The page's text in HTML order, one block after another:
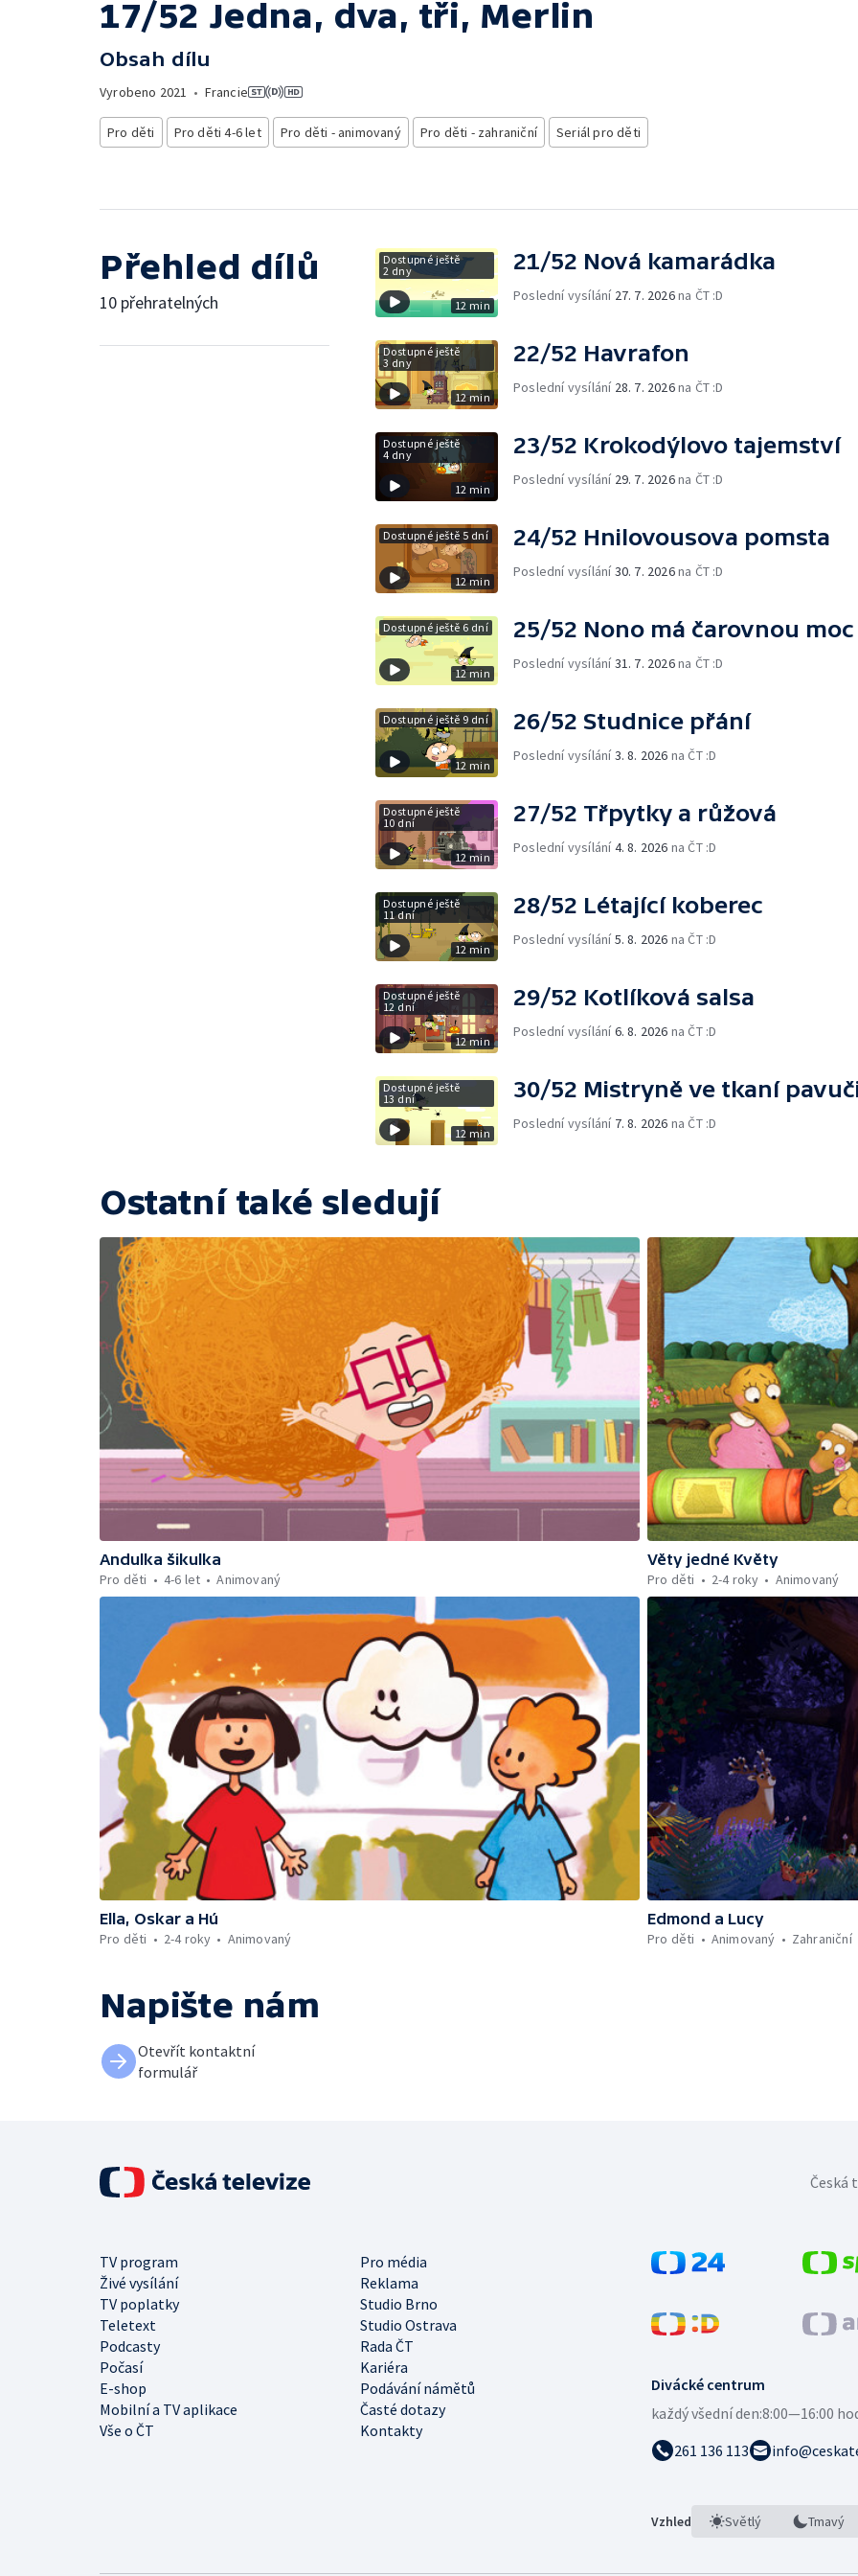
17/52 Jedna, dva, tři, Merlin
Obsah dílu
Vyrobeno 2021 • Francie
Pro děti Pro děti 4-6 let Pro děti - animovaný Pro děti - zahraniční Seriál pro děti
Přehled dílů
10 přehratelných
Dostupné ještě
2 dny
12 min
21/52 Nová kamarádka
Poslední vysílání 27. 7. 2026na ČT :D
Dostupné ještě
3 dny
12 min
22/52 Havrafon
Poslední vysílání 28. 7. 2026na ČT :D
Dostupné ještě
4 dny
12 min
23/52 Krokodýlovo tajemství
Poslední vysílání 29. 7. 2026na ČT :D
Dostupné ještě 5 dní
12 min
24/52 Hnilovousova pomsta
Poslední vysílání30. 7. 2026na ČT :D
Dostupné ještě 6 dní
12 min
25/52 Nono má čarovnou moc
Poslední vysílání31. 7. 2026na ČT :D
Dostupné ještě 9 dní
12 min
26/52 Studnice přání
Poslední vysílání3. 8. 2026 na ČT :D
Dostupné ještě
10 dní
12 min
27/52 Třpytky a růžová
Poslední vysílání4. 8. 2026 na ČT :D
Dostupné ještě
11 dní
12 min
28/52 Létající koberec
Poslední vysílání5. 8. 2026 na ČT :D
Dostupné ještě
12 dní
12 min
29/52 Kotlíková salsa
Poslední vysílání6. 8. 2026 na ČT :D
Dostupné ještě
13 dní
12 min
30/52 Mistryně ve tkaní
Poslední vysílání 7. 8. 2026 na ČT :D
Ostatní také sledují
Andulka šikulka
Pro děti
4-6 let Animovaný
Věty jedné Květy
Pro děti
2-4 roky Animovaný
Ella, Oskar a Hú
Pro děti
2-4 roky Animovaný
Edmond a Lucy
Pro děti
Animovaný Zahraniční
Napište nám
Otevřít kontaktní
formulář
Divácké centrum
každý všední den:8:00—16:00
261 136 113
Vzhled Světlý Tmavý
TV program
Pro média
Živé vysílání
Reklama
TV poplatky
Studio Brno
Teletext
Studio Ostrava
Podcasty
Rada ČT
Počasí
Kariéra
E-shop
Podávání námětů
Mobilní a TV aplikace
Časté dotazy
Vše o ČT
Kontakty
Česká